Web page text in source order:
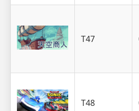
T47
T48